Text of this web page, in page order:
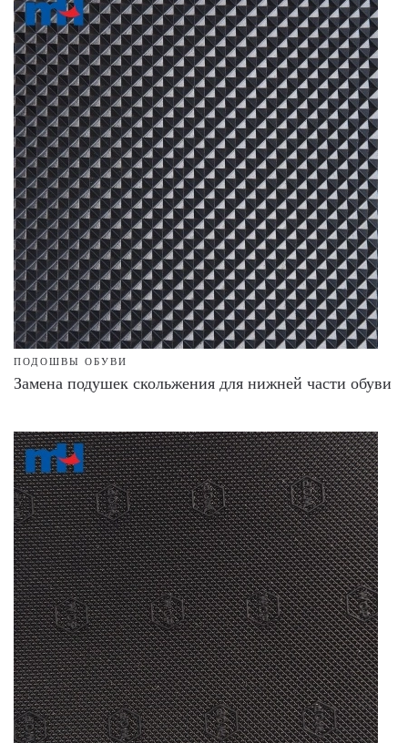
ПОДОШВЫ ОБУВИ
Замена подушек скольжения для нижней части обуви